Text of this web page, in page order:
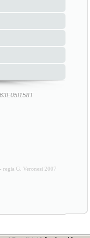
regia G. Veronesi 2007